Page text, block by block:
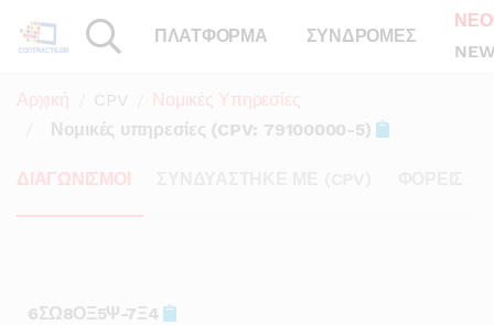
ΠΛΑΤΦΟΡΜΑ ΣΥΝΔΡΟΜΕΣ
Αρχική CPV
Νομικές Υπηρεσίες
Νομικές υπηρεσίες (CPV: 79100000-5)
ΔΙΑΓΩΝΙΣΜΟΙ
6ΣΩ8ΟΞ5Ψ-7Ξ4